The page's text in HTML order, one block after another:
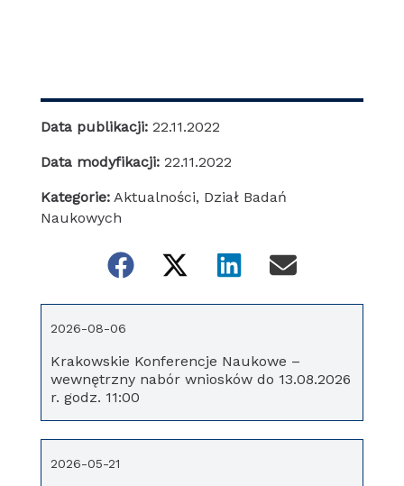
Data publikacji: 22.11.2022
Data modyfikacji: 22.11.2022
Kategorie: Aktualności, Dział Badań
Naukowych
Krakowskie Konferencje Naukowe –
wewnętrzny nabór wniosków do 13.08.2026
r. godz. 11:00
2026-08-06
2026-05-21